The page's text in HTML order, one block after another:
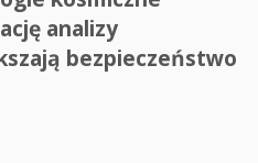
analizy
bezpieczeństwo